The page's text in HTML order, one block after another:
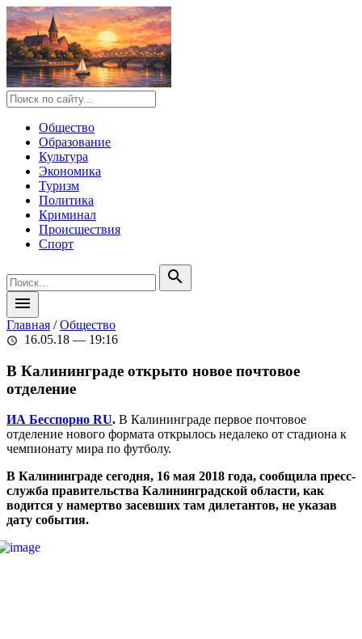
Общество
Образование
Культура
Экономика
Туризм
Политика
Криминал
Происшествия
Спорт
search
menu
Главная /Общество
schedule 16.05.18 — 19:16
В Калининграде открыто новое почтовое
отделение
ИА Бесспорно RU. В Калининграде первое почтовое
отделение нового формата открылось недалеко от стадиона к
чемпионату мира по футболу.
В Калининграде сегодня, 16 мая 2018 года, сообщила пресс-
служба правительства Калининградской области, как
водится у намертво засевших там дилетантов, не указав
дату события.